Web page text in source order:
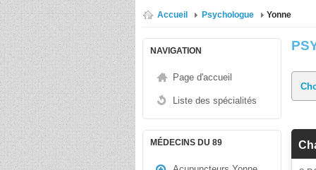
Accueil Psychologue Yonne
NAVIGATION
Page d'accueil
Liste des spécialités
MÉDECINS DU 89